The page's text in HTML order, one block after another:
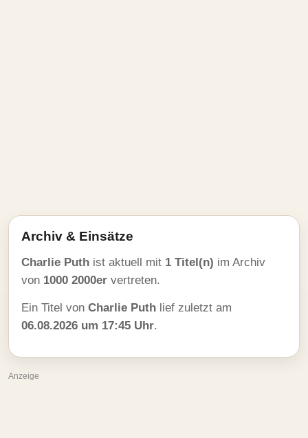
Archiv & Einsätze
Charlie Puth ist aktuell mit 1 Titel(n) im Archiv
von 1000 2000er vertreten.
Ein Titel von Charlie Puth lief zuletzt am
06.08.2026 um 17:45 Uhr.
Anzeige